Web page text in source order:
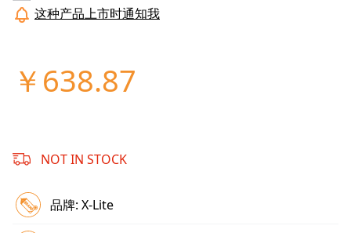
这种产品上市时通知我
￥638.87
NOT IN STOCK
品牌: X-Lite